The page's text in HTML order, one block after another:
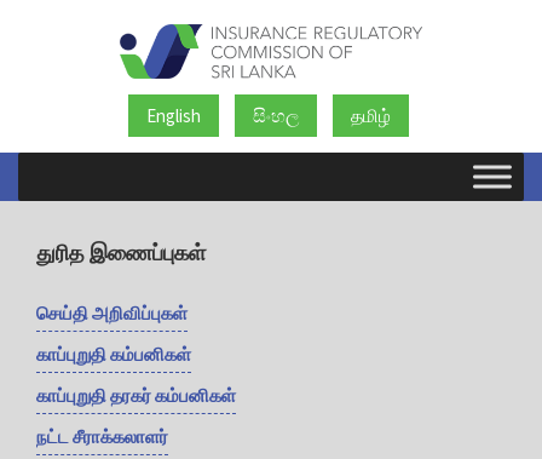
English සිංහල தமிழ்
துரித இணைப்புகள்
செய்தி அறிவிப்புகள்
காப்புறுதி கம்பனிகள்
காப்புறுதி தரகர் கம்பனிகள்
நட்ட சீராக்கலாளர்